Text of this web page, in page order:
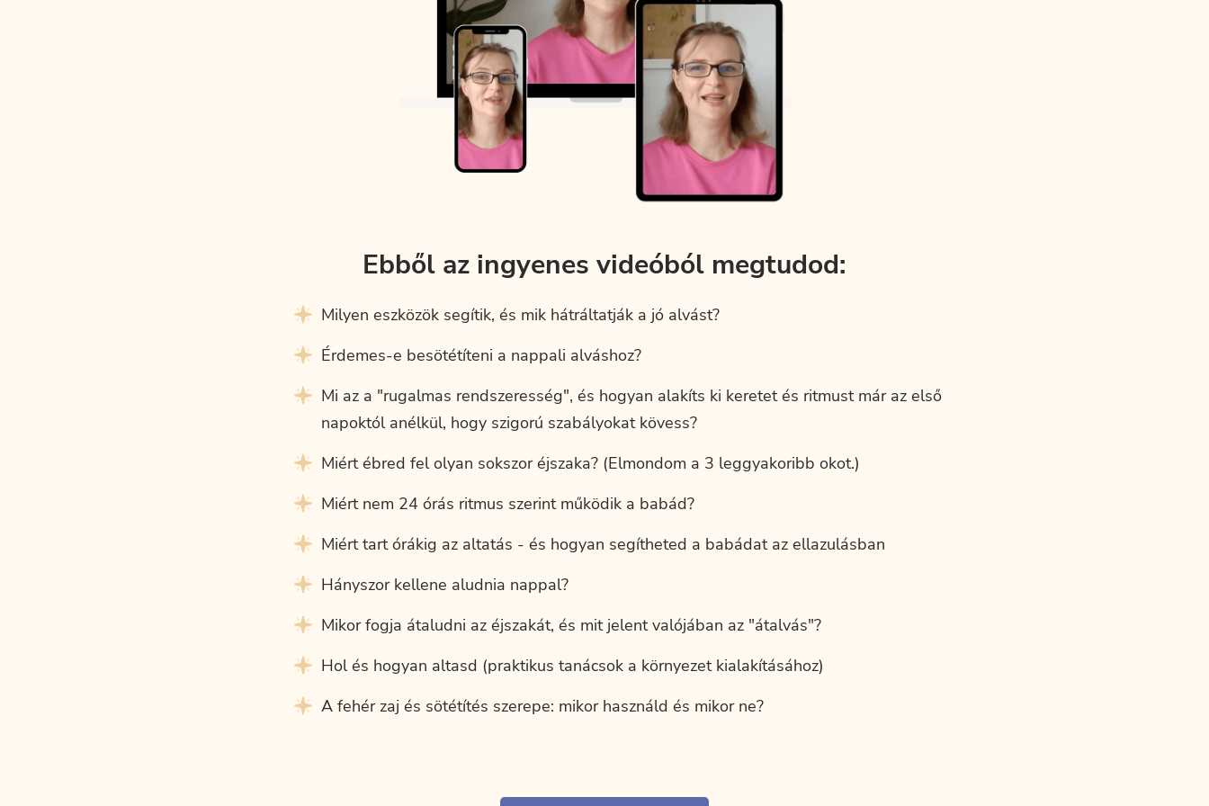
Ebből az ingyenes videóból megtudod:
Milyen eszközök segítik, és mik hátráltatják a jó alvást?
Érdemes-e besötétíteni a nappali alváshoz?
Mi az a "rugalmas rendszeresség", és hogyan alakíts ki keretet és ritmust már az első
napoktól anélkül, hogy szigorú szabályokat kövess?
Miért ébred fel olyan sokszor éjszaka? (Elmondom a 3 leggyakoribb okot.)
Miért nem 24 órás ritmus szerint működik a babád?
Miért tart órákig az altatás - és hogyan segítheted a babádat az ellazulásban
Hányszor kellene aludnia nappal?
Mikor fogja átaludni az éjszakát, és mit jelent valójában az "átalvás"?
Hol és hogyan altasd (praktikus tanácsok a környezet kialakításához)
A fehér zaj és sötétítés szerepe: mikor használd és mikor ne?